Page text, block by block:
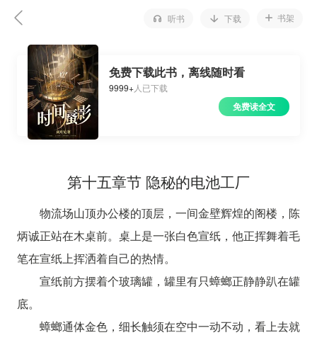
听书 下载 书架
免费下载此书，离线随时看
9999+人已下载
免费读全文
第十五章节 隐秘的电池工厂
物流场山顶办公楼的顶层，一间金壁辉煌的阁楼，陈
炳诚正站在木桌前。桌上是一张白色宣纸，他正挥舞着毛
笔在宣纸上挥洒着自己的热情。
宣纸前方摆着个玻璃罐，罐里有只蟑螂正静静趴在罐
底。
蟑螂通体金色，细长触须在空中一动不动，看上去就